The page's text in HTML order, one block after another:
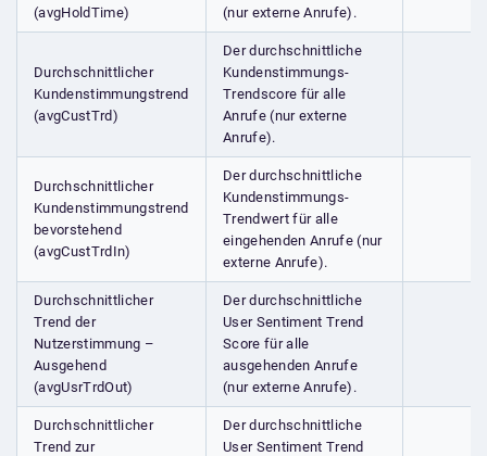
(avgHoldTime)
(nur externe Anrufe).
Durchschnittlicher
Kundenstimmungstrend
(avgCustTrd)
Der durchschnittliche
Kundenstimmungs-
Trendscore für alle
Anrufe (nur externe
Anrufe).
Durchschnittlicher
Kundenstimmungstrend
bevorstehend
(avgCustTrdIn)
Der durchschnittliche
Kundenstimmungs-
Trendwert für alle
eingehenden Anrufe (nur
externe Anrufe).
Durchschnittlicher
Trend der
Nutzerstimmung –
Ausgehend
(avgUsrTrdOut)
Der durchschnittliche
User Sentiment Trend
Score für alle
ausgehenden Anrufe
(nur externe Anrufe).
Durchschnittlicher
Trend zur
Der durchschnittliche
User Sentiment Trend